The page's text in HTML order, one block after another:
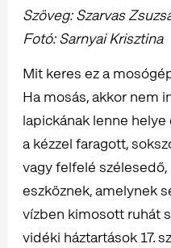
Szöveg: Szarvas
Fotó: Sarnyai Krisztina
Mit keres ez a
Ha mosás, akkor nem
lapickának lenne
a kézzel faragott,
vagy felfelé
eszköznek, amelynek
vízben kimosott ruhát
vidéki háztartások 17.